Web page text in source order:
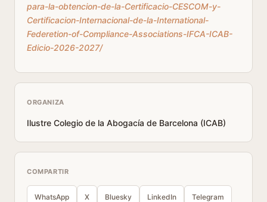
para-la-obtencion-de-la-Certificacio-CESCOM-y-
Certificacion-Internacional-de-la-International-
Federetion-of-Compliance-Associations-IFCA-ICAB-
Edicio-2026-2027/
ORGANIZA
Ilustre Colegio de la Abogacía de Barcelona (ICAB)
COMPARTIR
WhatsApp X Bluesky LinkedIn Telegram